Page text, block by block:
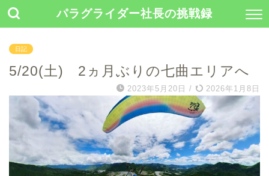
パラグライダー社長の挑戦録
日記
5/20(土) 2ヵ月ぶりの七曲エリアへ
2023年5月20日 / 2026年1月8日